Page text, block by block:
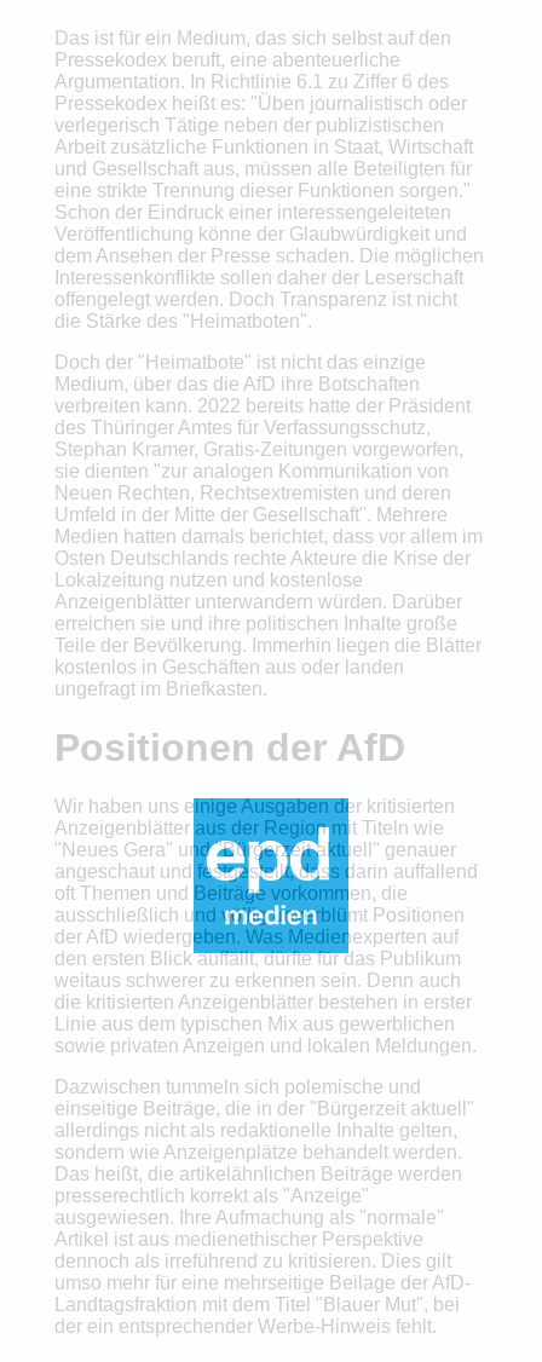
Das ist für ein Medium, das sich selbst auf den
Pressekodex beruft, eine abenteuerliche
Argumentation. In Richtlinie 6.1 zu Ziffer 6 des
Pressekodex heißt es: "Üben journalistisch oder
verlegerisch Tätige neben der publizistischen
Arbeit zusätzliche Funktionen in Staat, Wirtschaft
und Gesellschaft aus, müssen alle Beteiligten für
eine strikte Trennung dieser Funktionen sorgen."
Schon der Eindruck einer interessengeleiteten
Veröffentlichung könne der Glaubwürdigkeit und
dem Ansehen der Presse schaden. Die möglichen
Interessenkonflikte sollen daher der Leserschaft
offengelegt werden. Doch Transparenz ist nicht
die Stärke des "Heimatboten".
Doch der "Heimatbote" ist nicht das einzige
Medium, über das die AfD ihre Botschaften
verbreiten kann. 2022 bereits hatte der Präsident
des Thüringer Amtes für Verfassungsschutz,
Stephan Kramer, Gratis-Zeitungen vorgeworfen,
sie dienten "zur analogen Kommunikation von
Neuen Rechten, Rechtsextremisten und deren
Umfeld in der Mitte der Gesellschaft". Mehrere
Medien hatten damals berichtet, dass vor allem im
Osten Deutschlands rechte Akteure die Krise der
Lokalzeitung nutzen und kostenlose
Anzeigenblätter unterwandern würden. Darüber
erreichen sie und ihre politischen Inhalte große
Teile der Bevölkerung. Immerhin liegen die Blätter
kostenlos in Geschäften aus oder landen
ungefragt im Briefkasten.
Positionen der AfD
Wir haben uns einige Ausgaben der kritisierten
Anzeigenblätter aus der Region mit Titeln wie
"Neues Gera" und "Bürgerzeit aktuell" genauer
angeschaut und festgestellt, dass darin auffallend
oft Themen und Beiträge vorkommen, die
ausschließlich und völlig unverblümt Positionen
der AfD wiedergeben. Was Medienexperten auf
den ersten Blick auffällt, dürfte für das Publikum
weitaus schwerer zu erkennen sein. Denn auch
die kritisierten Anzeigenblätter bestehen in erster
Linie aus dem typischen Mix aus gewerblichen
sowie privaten Anzeigen und lokalen Meldungen.
Dazwischen tummeln sich polemische und
einseitige Beiträge, die in der "Bürgerzeit aktuell"
allerdings nicht als redaktionelle Inhalte gelten,
sondern wie Anzeigenplätze behandelt werden.
Das heißt, die artikelähnlichen Beiträge werden
presserechtlich korrekt als "Anzeige"
ausgewiesen. Ihre Aufmachung als "normale"
Artikel ist aus medienethischer Perspektive
dennoch als irreführend zu kritisieren. Dies gilt
umso mehr für eine mehrseitige Beilage der AfD-
Landtagsfraktion mit dem Titel "Blauer Mut", bei
der ein entsprechender Werbe-Hinweis fehlt.